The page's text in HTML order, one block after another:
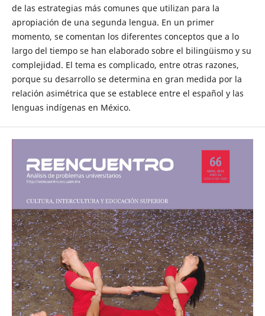
de las estrategias más comunes que utilizan para la
apropiación de una segunda lengua. En un primer
momento, se comentan los diferentes conceptos que a lo
largo del tiempo se han elaborado sobre el bilingüismo y su
complejidad. El tema es complicado, entre otras razones,
porque su desarrollo se determina en gran medida por la
relación asimétrica que se establece entre el español y las
lenguas indígenas en México.